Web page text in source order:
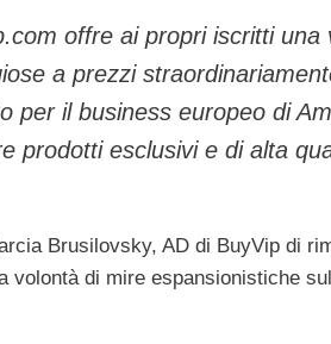
offre ai propri iscritti
a prezzi
per il business europeo di
prodotti esclusivi e di alta
Brusilovsky, AD di BuyVip di
volontà di mire espansionistiche